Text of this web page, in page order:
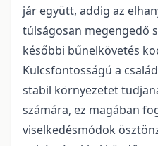
jár együtt, addig az
túlságosan megengedő
későbbi bűnelkövetés
Kulcsfontosságú a
stabil környezetet
számára, ez magában
viselkedésmódok